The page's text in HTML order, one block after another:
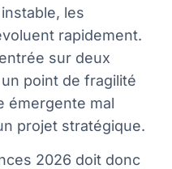
les
rapidement.
sur deux
point de fragilité
émergente mal
projet stratégique.
2026 doit donc